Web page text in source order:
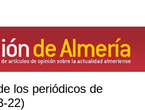
los periódicos de
22)